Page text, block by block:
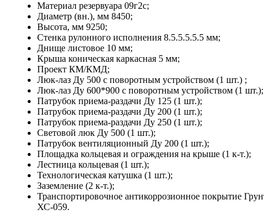
Материал резервуара 09г2с;
Диаметр (вн.), мм 8450;
Высота, мм 9250;
Стенка рулонного исполнения 8.5.5.5.5.5 мм;
Днище листовое 10 мм;
Крыша коническая каркасная 5 мм;
Проект КМ/КМД;
Люк-лаз Ду 500 с поворотным устройством (1 шт.) ;
Люк-лаз Ду 600*900 с поворотным устройством (1
Патрубок приема-раздачи Ду 125 (1 шт.);
Патрубок приема-раздачи Ду 200 (1 шт.);
Патрубок приема-раздачи Ду 250 (1 шт.);
Световой люк Ду 500 (1 шт.);
Патрубок вентиляционный Ду 200 (1 шт.);
Площадка кольцевая и ограждения на крыше (1 к-т.);
Лестница кольцевая (1 шт.);
Технологическая катушка (1 шт.);
Заземление (2 к-т.);
Транспортировочное антикоррозионное покрытие
ХС-059.